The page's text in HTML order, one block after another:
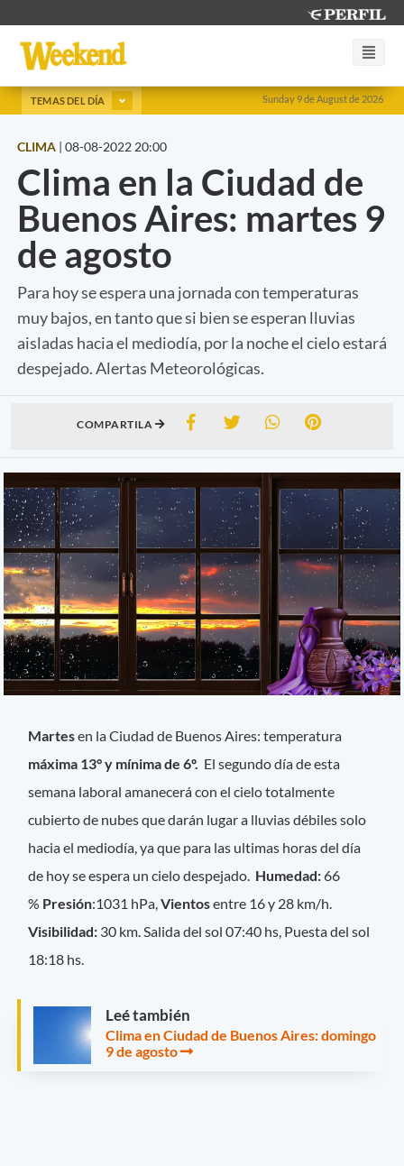
Sunday 9 de August de 2026
TEMAS DEL DÍA
CLIMA | 08-08-2022 20:00
Clima en la Ciudad de
Buenos Aires: martes 9
de agosto
Para hoy se espera una jornada con temperaturas
muy bajos, en tanto que si bien se esperan lluvias
aisladas hacia el mediodía, por la noche el cielo estará
despejado. Alertas Meteorológicas.
COMPARTILA
Martesen la Ciudad de Buenos Aires: temperatura
máxima 13° y mínima de 6º. El segundo día de esta
semana laboral amanecerá con el cielo totalmente
cubierto de nubes que darán lugar a lluvias débiles solo
hacia el mediodía, ya que para las ultimas horas del día
de hoy se espera un cielo despejado. Humedad:66
% Presión:1031 hPa,Vientosentre 16 y 28 km/h.
Visibilidad: 30 km. Salida del sol 07:40 hs, Puesta del sol
18:18 hs.
Leé también
Clima en Ciudad de Buenos Aires: domingo
9 de agosto